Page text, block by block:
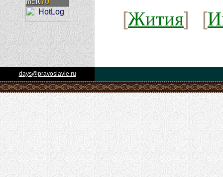
[Жития] [
days@pravoslavie.ru